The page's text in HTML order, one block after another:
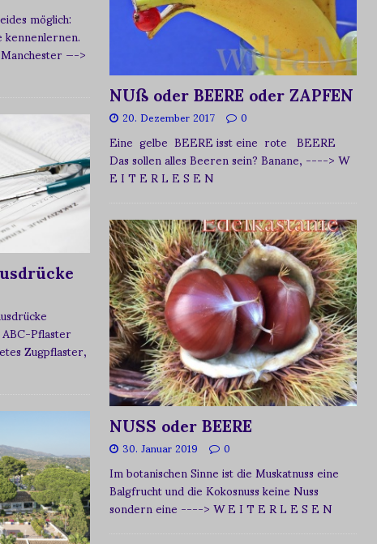
möglich:
—->
Pflaster
Zugpflaster,
NUß oder BEERE oder ZAPFEN
20. Dezember 2017 0
Eine gelbe BEERE isst eine rote BEERE
Das sollen alles Beeren sein? Banane,----> W
E I T E R L E S E N
NUSS oder BEERE
30. Januar 2019 0
Im botanischen Sinne ist die Muskatnuss eine
Balgfrucht und die Kokosnuss keine Nuss
sondern eine----> W E I T E R L E S E N